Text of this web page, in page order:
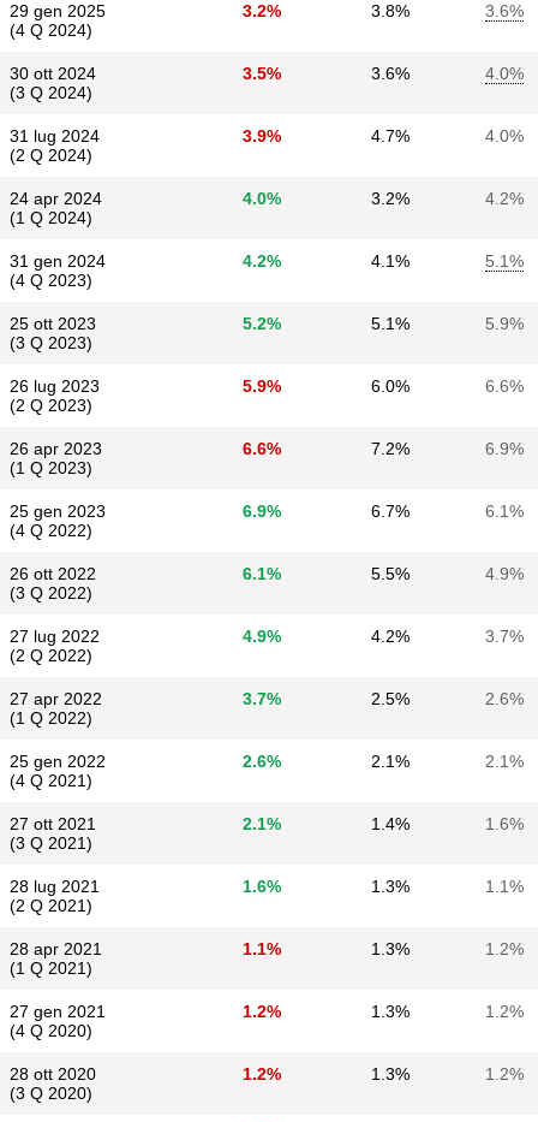
29 gen 2025
(4 Q 2024)
3.2% 3.8% 3.6%
30 ott 2024
(3 Q 2024)
3.5% 3.6% 4.0%
31 lug 2024
(2 Q 2024)
3.9% 4.7% 4.0%
24 apr 2024
(1 Q 2024)
4.0% 3.2% 4.2%
31 gen 2024
(4 Q 2023)
4.2% 4.1% 5.1%
25 ott 2023
(3 Q 2023)
5.2% 5.1% 5.9%
26 lug 2023
(2 Q 2023)
5.9% 6.0% 6.6%
26 apr 2023
(1 Q 2023)
6.6% 7.2% 6.9%
25 gen 2023
(4 Q 2022)
6.9% 6.7% 6.1%
26 ott 2022
(3 Q 2022)
6.1% 5.5% 4.9%
27 lug 2022
(2 Q 2022)
4.9% 4.2% 3.7%
27 apr 2022
(1 Q 2022)
3.7% 2.5% 2.6%
25 gen 2022
(4 Q 2021)
2.6% 2.1% 2.1%
27 ott 2021
(3 Q 2021)
2.1% 1.4% 1.6%
28 lug 2021
(2 Q 2021)
1.6% 1.3% 1.1%
28 apr 2021
(1 Q 2021)
1.1% 1.3% 1.2%
27 gen 2021
(4 Q 2020)
1.2% 1.3% 1.2%
28 ott 2020
(3 Q 2020)
1.2% 1.3% 1.2%